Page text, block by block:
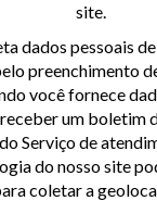
site.
dados pessoais
preenchimento
você fornece
um boletim
Serviço de
do nosso site
coletar a